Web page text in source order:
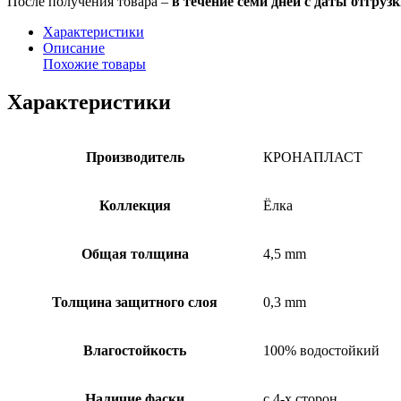
Характеристики
Описание
Похожие товары
Характеристики
Производитель КРОНАПЛАСТ
Коллекция Ёлка
Общая толщина 4,5 mm
Толщина защитного слоя 0,3 mm
Влагостойкость 100% водостойкий